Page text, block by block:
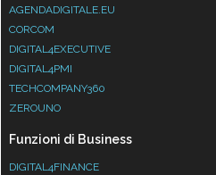
AGENDADIGITALE.EU
CORCOM
DIGITAL4EXECUTIVE
DIGITAL4PMI
TECHCOMPANY360
ZEROUNO
Funzioni di Business
DIGITAL4FINANCE